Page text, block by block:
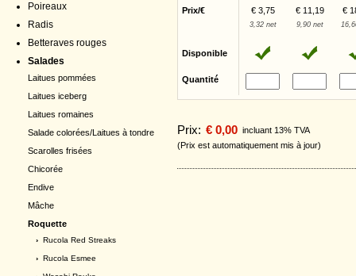
Poireaux
Radis
Betteraves rouges
Salades
Laitues pommées
Laitues iceberg
Laitues romaines
Salade colorées/Laitues à tondre
Scarolles frisées
Chicorée
Endive
Mâche
Roquette
› Rucola Red Streaks
› Rucola Esmee
Prix/€ € 3,75 € 11,19 €
3,32 net 9,90 net
Disponible
Quantité
Prix: € 0,00 incluant 13% TVA
(Prix est automatiquement mis à jour)